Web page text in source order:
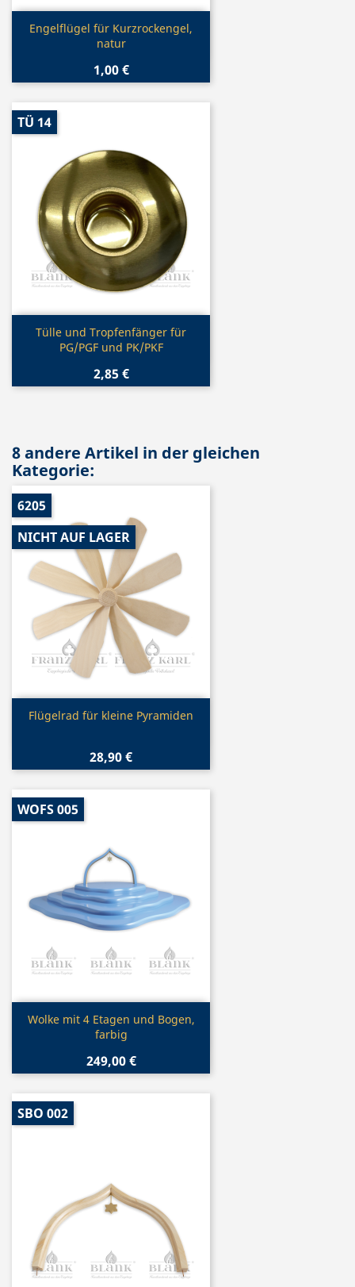
 Vorschau
Engelflügel für Kurzrockengel,
natur
1,00 €
Vorschau
Tülle und Tropfenfänger für
PG/PGF und PK/PKF
2,85 €
TÜ 14
8 andere Artikel in der gleichen
Kategorie:
Vorschau
Flügelrad für kleine Pyramiden
28,90 €
6205
NICHT AUF LAGER
 Vorschau
Wolke mit 4 Etagen und Bogen,
farbig
249,00 €
WOFS 005
SBO 002